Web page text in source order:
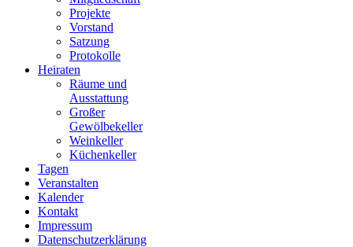
Projekte
Vorstand
Satzung
Protokolle
Heiraten
Räume und
Ausstattung
Großer
Gewölbekeller
Weinkeller
Küchenkeller
Tagen
Veranstalten
Kalender
Kontakt
Impressum
Datenschutzerklärung